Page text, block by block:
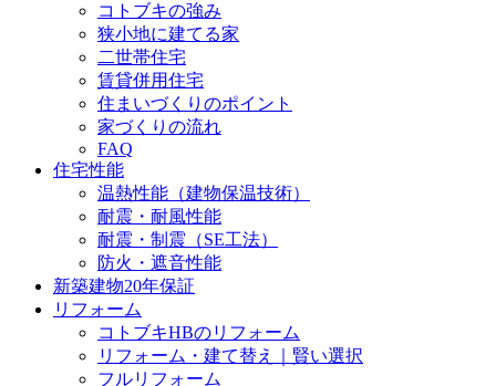
コトブキの強み
狭小地に建てる家
二世帯住宅
賃貸併用住宅
住まいづくりのポイント
家づくりの流れ
FAQ
住宅性能
温熱性能（建物保温技術）
耐震・耐風性能
耐震・制震（SE工法）
防火・遮音性能
新築建物20年保証
リフォーム
コトブキHBのリフォーム
リフォーム・建て替え｜賢い選択
フルリフォーム